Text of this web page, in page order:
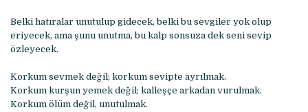
Belki hatıralar unutulup gidecek, belki bu sevgiler yok olup
eriyecek, ama şunu unutma, bu kalp sonsuza dek seni sevip
özleyecek.
Korkum sevmek değil; korkum sevipte ayrılmak.
Korkum kurşun yemek değil; kalleşçe arkadan vurulmak.
Korkum ölüm değil, unutulmak.